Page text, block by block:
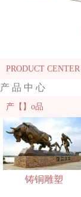
PRODUCT CENTER
产 品 中 心
产【】o品
铸铜雕塑